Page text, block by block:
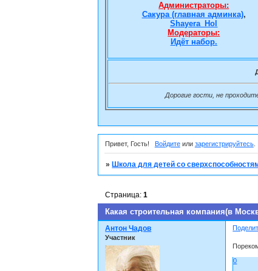
Администраторы:
Сакура (главная админка),
Shayera_Hol
Модераторы:
Идёт набор.
Дорогие гости, не
Привет, Гость! Войдитеили зарегистрируйтесь.
» Школа для детей со
Какая строительная компания(в
Страница:1
Антон Чадов
Участник
0